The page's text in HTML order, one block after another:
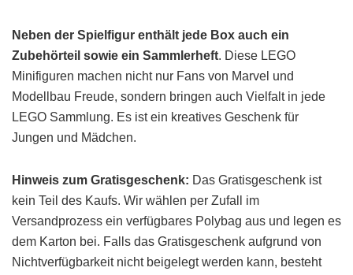
Neben der Spielfigur enthält jede Box auch ein
Zubehörteil sowie ein Sammlerheft. Diese LEGO
Minifiguren machen nicht nur Fans von Marvel und
Modellbau Freude, sondern bringen auch Vielfalt in jede
LEGO Sammlung. Es ist ein kreatives Geschenk für
Jungen und Mädchen.
Hinweis zum Gratisgeschenk: Das Gratisgeschenk ist
kein Teil des Kaufs. Wir wählen per Zufall im
Versandprozess ein verfügbares Polybag aus und legen es
dem Karton bei. Falls das Gratisgeschenk aufgrund von
Nichtverfügbarkeit nicht beigelegt werden kann, besteht